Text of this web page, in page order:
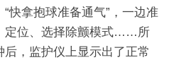
快拿抱球准备通气”，一边准
定位、选择除颤模式……所
，监护仪上显示出了正常